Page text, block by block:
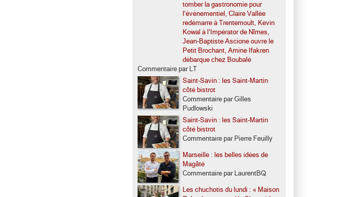
tomber la gastronomie pour
l’événementiel, Claire Vallée
redémarre à Trentemoult, Kevin
Kowal à l’Impérator de Nîmes,
Jean-Baptiste Ascione ouvre le
Petit Brochant, Amine Ifakren
débarque chez Boubalé
Commentaire par LT
Saint-Savin : les Saint-Martin
côté bistrot
Commentaire par Gilles
Pudlowski
Saint-Savin : les Saint-Martin
côté bistrot
Commentaire par Pierre Feuilly
Marseille : les belles idées de
Magâté
Commentaire par LaurentBQ
Les chuchotis du lundi : « Maison